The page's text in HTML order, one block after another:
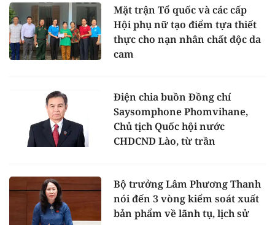
Mặt trận Tổ quốc và các cấp
Hội phụ nữ tạo điểm tựa thiết
thực cho nạn nhân chất độc da
cam
Điện chia buồn Đồng chí
Saysomphone Phomvihane,
Chủ tịch Quốc hội nước
CHDCND Lào, từ trần
Bộ trưởng Lâm Phương Thanh
nói đến 3 vòng kiểm soát xuất
bản phẩm về lãnh tụ, lịch sử